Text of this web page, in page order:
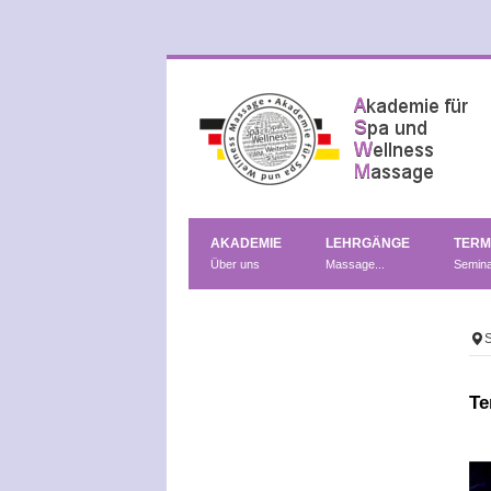
AKADEMIE
Über uns
LEHRGÄNGE
Massage...